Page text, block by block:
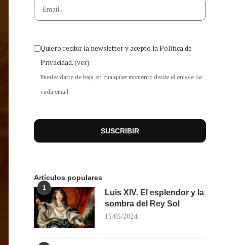
Quiero recibir la newsletter y acepto la Política de
Privacidad.(ver)
Puedes darte de baja en cualquier momento desde el enlace de
cada email.
Artículos populares
1
Luis XIV. El esplendor y la
sombra del Rey Sol
15/05/2024